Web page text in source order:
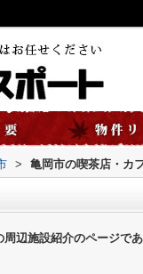
> 亀岡市の喫茶店・カ
辺施設紹介のページで